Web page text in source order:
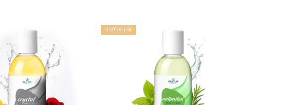
BESTSELLER